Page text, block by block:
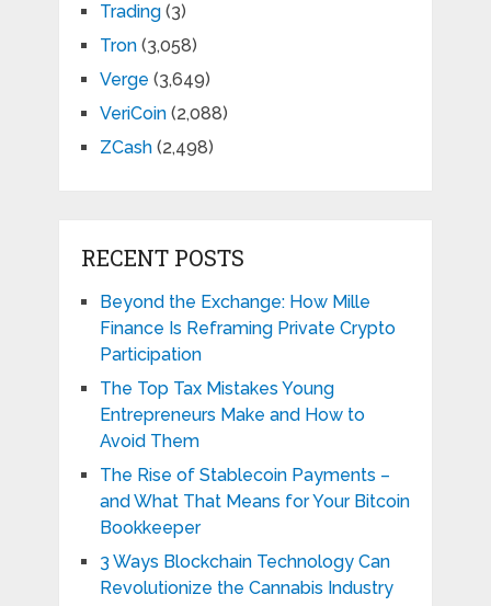
Trading(3)
Tron(3,058)
Verge (3,649)
VeriCoin(2,088)
ZCash(2,498)
RECENT POSTS
Beyond the Exchange: How Mille
Finance Is Reframing Private Crypto
Participation
The Top Tax Mistakes Young
Entrepreneurs Make and How to
Avoid Them
The Rise of Stablecoin Payments –
and What That Means for Your Bitcoin
Bookkeeper
3 Ways Blockchain Technology Can
Revolutionize the Cannabis Industry